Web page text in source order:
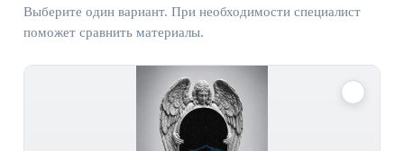
Выберите один вариант. При необходимости специалист
поможет сравнить материалы.